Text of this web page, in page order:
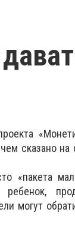
сказано на
«пакета
могут